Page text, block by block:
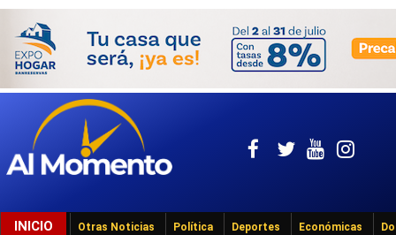
INICIO Otras Noticias Política Deportes Económicas